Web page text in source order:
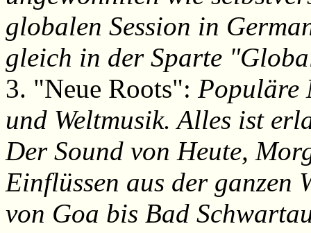
globalen Session in
gleich in der Sparte
3. "Neue Roots": Populäre
und Weltmusik. Alles ist
Der Sound von Heute,
Einflüssen aus der ganzen
von Goa bis Bad